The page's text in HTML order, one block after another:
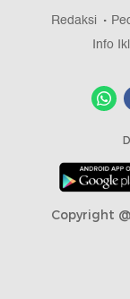
Redaksi
Info
Copyright